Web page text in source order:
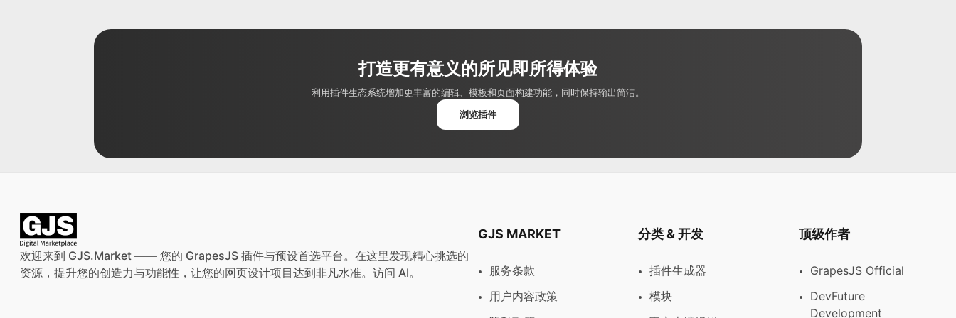
打造更有意义的所见即所得体验
利用插件生态系统增加更丰富的编辑、模板和页面构建功能，同时保持输出简洁。
浏览插件
欢迎来到 GJS.Market —— 您的 GrapesJS 插件与预设首选平台。在这里发现精心挑选的
资源，提升您的创造力与功能性，让您的网页设计项目达到非凡水准。访问 AI。
GJS MARKET
服务条款
用户内容政策
分类 & 开发
插件生成器
模块
顶级作者
GrapesJS Official
DevFuture
Development